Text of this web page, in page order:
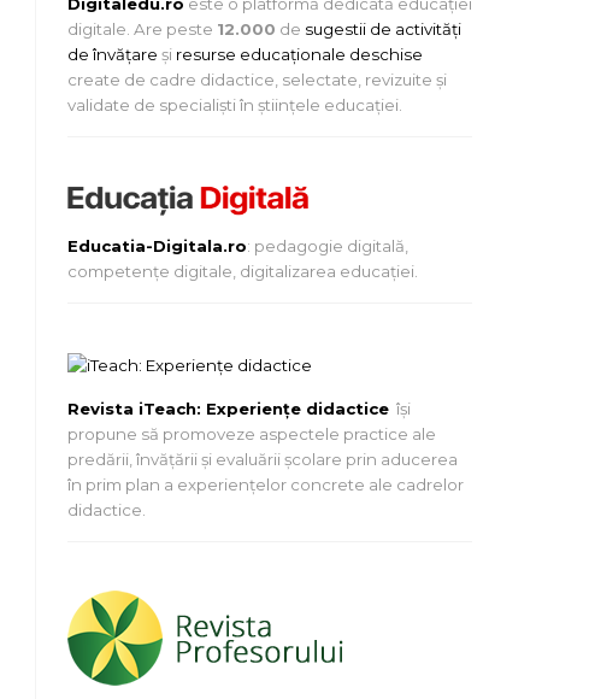
digitale. Are peste 12.000 de sugestii de activități
de învățare și resurse educaționale deschise
create de cadre didactice, selectate, revizuite și
validate de specialiști în științele educației.
Educatia-Digitala.ro: pedagogie digitală,
competențe digitale, digitalizarea educației.
Revista iTeach: Experienţe didactice îşi
propune să promoveze aspectele practice ale
predării, învăţării şi evaluării şcolare prin aducerea
în prim plan a experienţelor concrete ale cadrelor
didactice.